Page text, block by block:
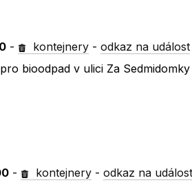
- kontejnery -odkaz na událost
bioodpad v ulici Za
- kontejnery -odkaz na událost